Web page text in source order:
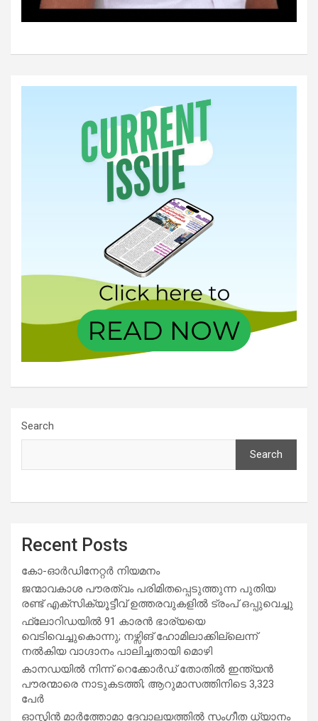
Search
Search
Recent Posts
കോ-ഓർഡിനേറ്റർ നിയമനം
ജന്മാവകാശ പൗരത്വം പരിമിതപ്പെടുത്തുന്ന പുതിയ
രണ്ട് എക്സിക്യൂട്ടീവ് ഉത്തരവുകളിൽ ട്രംപ് ഒപ്പുവെച്ചു
ഫ്ലോറിഡയിൽ 91 കാരൻ ഭാര്യയെ
വെടിവെച്ചുകൊന്നു; നഴ്സിങ് ഹോമിലാക്കില്ലെന്ന്
നൽകിയ വാഗ്ദാനം പാലിച്ചതായി മൊഴി
കാനഡയിൽ നിന്ന് റെക്കോർഡ് തോതിൽ ഇന്ത്യൻ
പൗരന്മാരെ നാടുകടത്തി; ആറുമാസത്തിനിടെ 3,323
പേർ
ഓസ്റ്റിൻ മാർത്തോമാ ദേവാലയത്തിൽ സംഗീത ധ്യാനം